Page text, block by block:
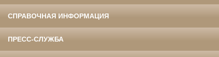
СПРАВОЧНАЯ ИНФОРМАЦИЯ
ПРЕСС-СЛУЖБА